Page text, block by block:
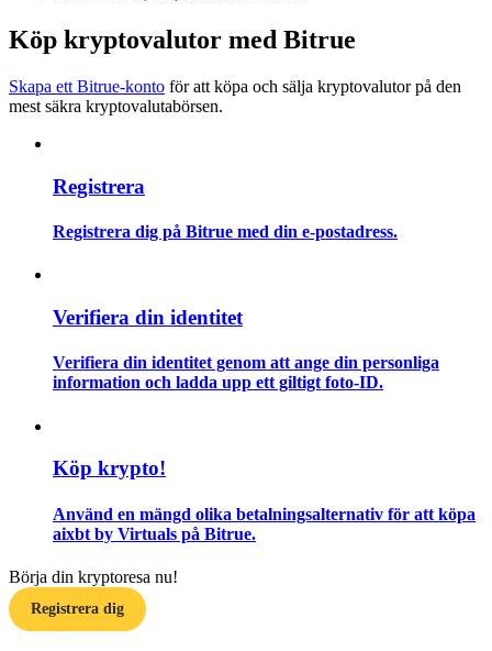
Handelsstrategier
Lär dig hur du håller dig lönsam
Köp kryptovalutor med Bitrue
Skapa ett Bitrue-konto för att köpa och sälja kryptovalutor på den
mest säkra kryptovalutabörsen.
Registrera
Registrera dig på Bitrue med din e-postadress.
Verifiera din identitet
Verifiera din identitet genom att ange din personliga
information och ladda upp ett giltigt foto-ID.
Köp krypto!
Använd en mängd olika betalningsalternativ för att köpa
aixbt by Virtuals på Bitrue.
Börja din kryptoresa nu!
Registrera dig